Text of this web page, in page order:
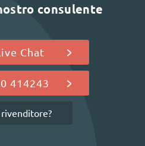
consulente
Chat
414243